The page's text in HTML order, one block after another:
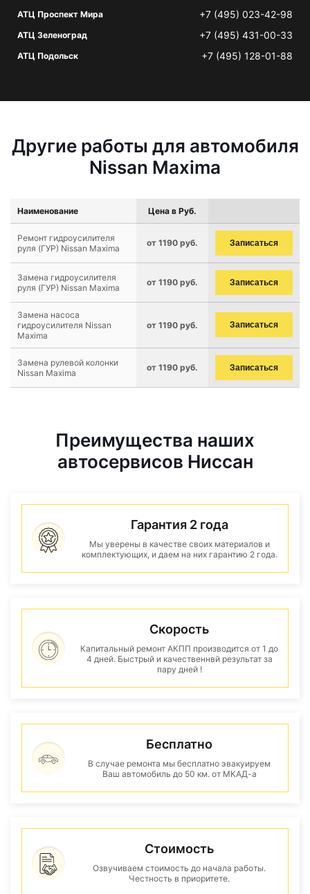
АТЦ Проспект Мира +7 (495) 023-42-98
АТЦ Зеленоград +7 (495) 431-00-33
АТЦ Подольск +7 (495) 128-01-88
Другие работы для автомобиля
Nissan Maxima
Наименование Цена в Руб.
Ремонт гидроусилителя
руля (ГУР) Nissan Maxima
от 1190 руб. Записаться
Замена гидроусилителя
руля (ГУР) Nissan Maxima
от 1190 руб. Записаться
Замена насоса
гидроусилителя Nissan
Maxima
от 1190 руб. Записаться
Замена рулевой колонки
Nissan Maxima
от 1190 руб. Записаться
Преимущества наших
автосервисов Ниссан
Гарантия 2 года
Мы уверены в качестве своих материалов и
комплектующих, и даем на них гарантию 2 года.
Скорость
Капитальный ремонт АКПП производится от 1 до
4 дней. Быстрый и качественнвй результат за
пару дней !
Бесплатно
В случае ремонта мы бесплатно эвакуируем
Ваш автомобиль до 50 км. от МКАД-а
Стоимость
Озвучиваем стоимость до начала работы.
Честность в приоритете.